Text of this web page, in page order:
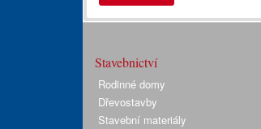
Stavebnictví
Rodinné domy
Dřevostavby
Stavební materiály